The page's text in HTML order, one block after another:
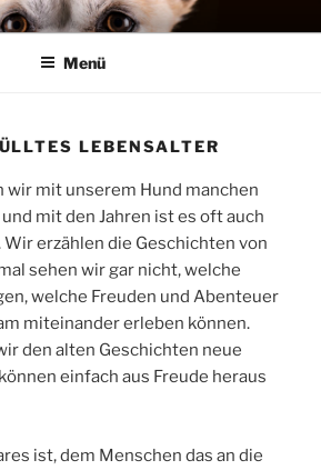
SYSTEME
– Michael Stephan
Menü
LEBENSALTER
wir mit unserem Hund manchen
mit den Jahren ist es oft auch
erzählen die Geschichten von
sehen wir gar nicht, welche
welche Freuden und Abenteuer
miteinander erleben können.
den alten Geschichten neue
einfach aus Freude heraus
ist, dem Menschen das an die